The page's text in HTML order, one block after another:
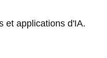
et applications d'IA.